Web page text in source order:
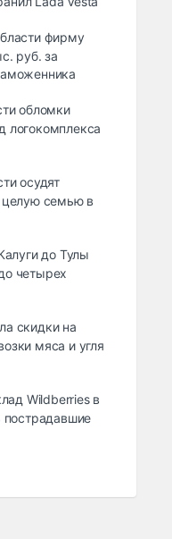
фирму
руб. за
обломки
логокомплекса
осудят
целую семью в
до Тулы
четырех
скидки на
мяса и угля
Wildberries в
пострадавшие